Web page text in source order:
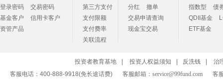
登录密码
交易密码
基金客户
信用卡客户
资管产品
第三方支付
支付限额
支付费率
关联流程
分红
撤单
交易申请查询
现金宝交易
指数型
债
QDII基金
ETF基金
投资者教育基地 投资人权益须知 反洗钱
治
客服电话：400-888-9918(免长途话费)
客服邮箱： service@99fund.com
客